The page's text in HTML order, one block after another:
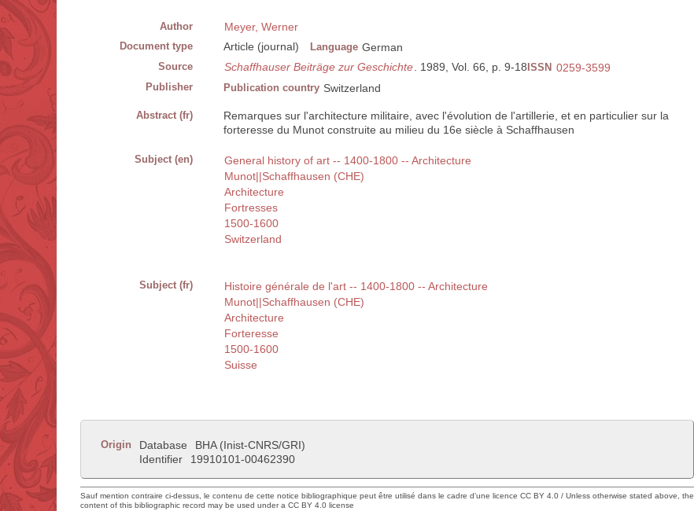
Author Meyer, Werner
Document type Article (journal) Language German
Source Schaffhauser Beiträge zur Geschichte . 1989, Vol. 66, p. 9-18 ISSN 0259-3599
Publisher Publication country Switzerland
Abstract (fr)
Remarques sur l'architecture militaire, avec l'évolution de l'artillerie, et en particulier sur la
forteresse du Munot construite au milieu du 16e siècle à Schaffhausen
Subject (en)
General history of art -- 1400-1800 -- Architecture
Munot||Schaffhausen (CHE)
Architecture
Fortresses
1500-1600
Switzerland
Subject (fr)
Histoire générale de l'art -- 1400-1800 -- Architecture
Munot||Schaffhausen (CHE)
Architecture
Forteresse
1500-1600
Suisse
Origin Database
BHA (Inist-CNRS/GRI)
Identifier
19910101-00462390
Sauf mention contraire ci-dessus, le contenu de cette notice bibliographique peut être utilisé dans le cadre d'une licence CC BY 4.0 / Unless otherwise stated above, the
content of this bibliographic record may be used under a CC BY 4.0 license